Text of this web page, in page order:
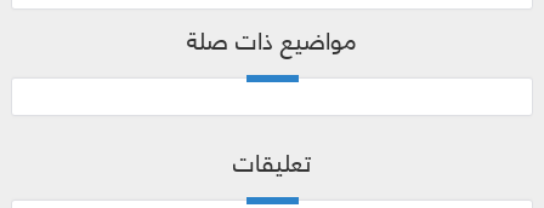
مواضيع ذات صلة
تعليقات